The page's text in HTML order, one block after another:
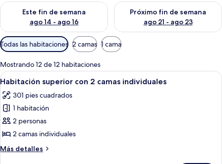
Este fin de semana
ago 14 - ago 16
Consulta la disponibilidad para este fin de semana ago 14 -
Próximo fin de semana
ago 21 - ago 23
Consulta la disponibilidad
Filtros
disponibles
para
las
habitaciones
Todas las habitaciones 2 camas 1 cama
Mostrando 12 de 12 habitaciones
Abrir
todas
las
fotos
de
Habitación
superior
con
Habitación de hotel con dos camas,
5
Habitación superior con 2 camas individuales
301 pies cuadrados
1 habitación
2 personas
2 camas individuales
Más detalles
Más